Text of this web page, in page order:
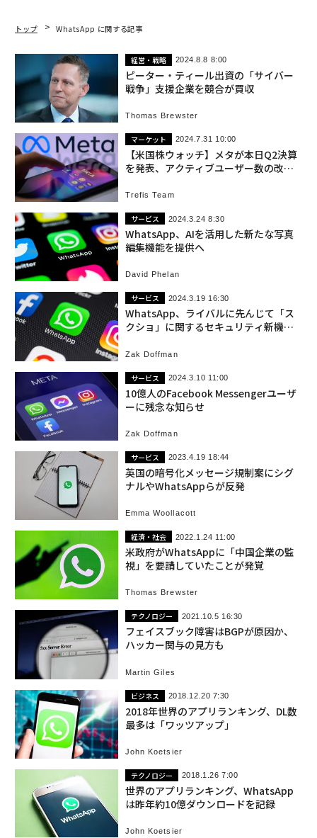
トップ WhatsApp に関する記事
経営・戦略 2024.8.8 8:00
ピーター・ティール出資の「サイバー
戦争」支援企業を競合が買収
Thomas Brewster
マーケット 2024.7.31 10:00
【米国株ウォッチ】メタが本日Q2決算
を発表、アクティブユーザー数の改善
Trefis Team
サービス 2024.3.24 8:30
WhatsApp、AIを活用した新たな写真
編集機能を提供へ
David Phelan
サービス 2024.3.19 16:30
WhatsApp、ライバルに先んじて「ス
クショ」に関するセキュリティ新機能
Zak Doffman
サービス 2024.3.10 11:00
10億人のFacebook Messengerユーザ
ーに残念な知らせ
Zak Doffman
サービス 2023.4.19 18:44
英国の暗号化メッセージ規制案にシグ
ナルやWhatsAppらが反発
Emma Woollacott
経済・社会 2022.1.24 11:00
米政府がWhatsAppに「中国企業の監
視」を要請していたことが発覚
Thomas Brewster
テクノロジー 2021.10.5 16:30
フェイスブック障害はBGPが原因か、
ハッカー関与の見方も
Martin Giles
ビジネス 2018.12.20 7:30
2018年世界のアプリランキング、DL数
最多は「ワッツアップ」
John Koetsier
テクノロジー 2018.1.26 7:00
世界のアプリランキング、WhatsApp
は昨年約10億ダウンロードを記録
John Koetsier